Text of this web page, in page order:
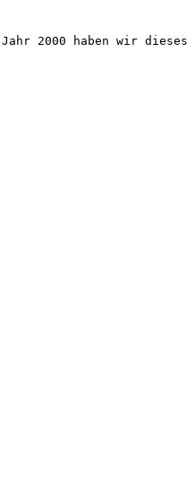
2000 haben wir dieses